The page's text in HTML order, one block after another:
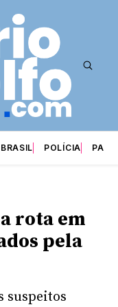
BRASIL POLÍCIA
rota em
pela
suspeitos